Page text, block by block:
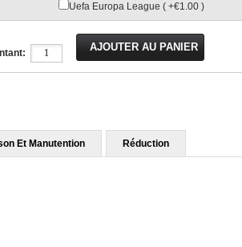
Uefa Europa League ( +€1.00 )
Et Manutention Réduction